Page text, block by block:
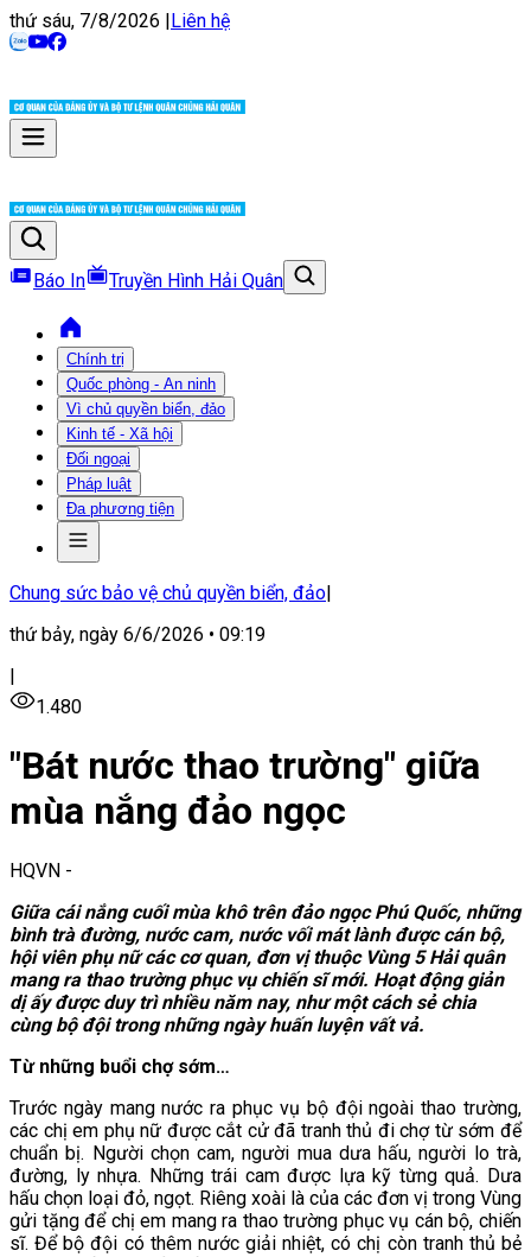
thứ sáu, 7/8/2026 |Liên hệ
Báo In Truyền Hình Hải Quân
Chính trị
Quốc phòng - An ninh
Vì chủ quyền biển, đảo
Kinh tế - Xã hội
Đối ngoại
Pháp luật
Đa phương tiện
Chung sức bảo vệ chủ quyền biển, đảo|
thứ bảy, ngày 6/6/2026 • 09:19
|
1.480
"Bát nước thao trường" giữa
mùa nắng đảo ngọc
HQVN -
Giữa cái nắng cuối mùa khô trên đảo ngọc Phú Quốc, những
bình trà đường, nước cam, nước vối mát lành được cán bộ,
hội viên phụ nữ các cơ quan, đơn vị thuộc Vùng 5 Hải quân
mang ra thao trường phục vụ chiến sĩ mới. Hoạt động giản
dị ấy được duy trì nhiều năm nay, như một cách sẻ chia
cùng bộ đội trong những ngày huấn luyện vất vả.
Từ những buổi chợ sớm…
Trước ngày mang nước ra phục vụ bộ đội ngoài thao trường,
các chị em phụ nữ được cắt cử đã tranh thủ đi chợ từ sớm để
chuẩn bị. Người chọn cam, người mua dưa hấu, người lo trà,
đường, ly nhựa. Những trái cam được lựa kỹ từng quả. Dưa
hấu chọn loại đỏ, ngọt. Riêng xoài là của các đơn vị trong Vùng
gửi tặng để chị em mang ra thao trường phục vụ cán bộ, chiến
sĩ. Để bộ đội có thêm nước giải nhiệt, có chị còn tranh thủ bẻ